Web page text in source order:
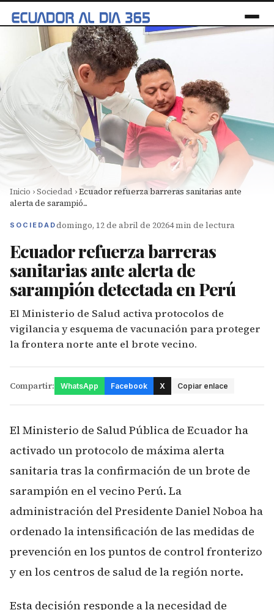
Inicio ›Sociedad ›Ecuador refuerza barreras sanitarias ante
alerta de sarampió...
SOCIEDADdomingo, 12 de abril de 20264 min de lectura
Ecuador refuerza barreras
sanitarias ante alerta de
sarampión detectada en Perú
El Ministerio de Salud activa protocolos de
vigilancia y esquema de vacunación para proteger
la frontera norte ante el brote vecino.
Compartir: WhatsApp Facebook X Copiar enlace
El Ministerio de Salud Pública de Ecuador ha
activado un protocolo de máxima alerta
sanitaria tras la confirmación de un brote de
sarampión en el vecino Perú. La
administración del Presidente Daniel Noboa ha
ordenado la intensificación de las medidas de
prevención en los puntos de control fronterizo
y en los centros de salud de la región norte.
Esta decisión responde a la necesidad de